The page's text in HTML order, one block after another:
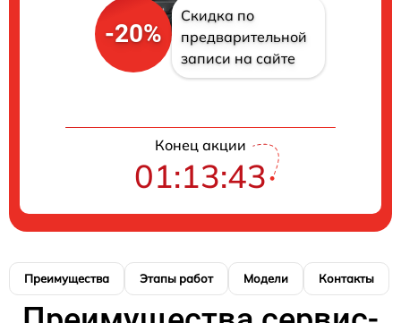
-20%
Скидка по
предварительной
записи на сайте
Конец акции
01:13:43
Преимущества Этапы работ Модели Контакты